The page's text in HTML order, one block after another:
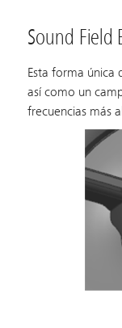
Sound Field
Esta forma única
así como un
frecuencias más